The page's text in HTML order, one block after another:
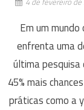
Em um
enfrenta uma
última pesquisa
45% mais
práticas como a